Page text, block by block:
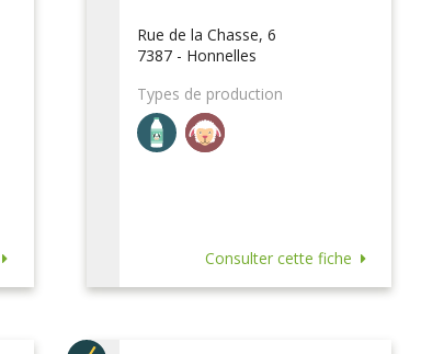
Rue de la Chasse, 6
7387 - Honnelles
Types de production
Consulter cette fiche